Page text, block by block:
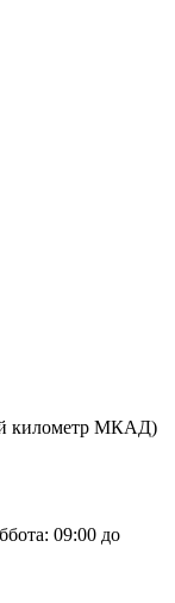
й километр МКАД)
09:00 до